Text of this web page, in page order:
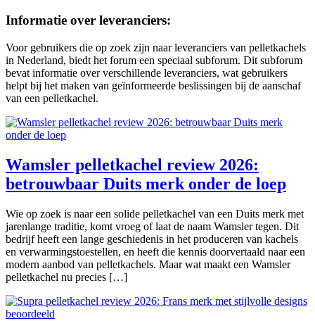
Informatie over leveranciers:
Voor gebruikers die op zoek zijn naar leveranciers van pelletkachels
in Nederland, biedt het forum een speciaal subforum. Dit subforum
bevat informatie over verschillende leveranciers, wat gebruikers
helpt bij het maken van geïnformeerde beslissingen bij de aanschaf
van een pelletkachel.
Wamsler pelletkachel review 2026:
betrouwbaar Duits merk onder de loep
Wie op zoek is naar een solide pelletkachel van een Duits merk met
jarenlange traditie, komt vroeg of laat de naam Wamsler tegen. Dit
bedrijf heeft een lange geschiedenis in het produceren van kachels
en verwarmingstoestellen, en heeft die kennis doorvertaald naar een
modern aanbod van pelletkachels. Maar wat maakt een Wamsler
pelletkachel nu precies […]